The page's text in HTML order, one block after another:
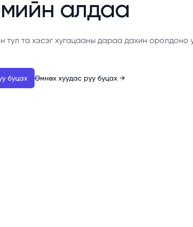
алдаа
тул та хэсэг хугацааны дараа дахин оролдоно
буцах Өмнөх хуудас руу буцах →